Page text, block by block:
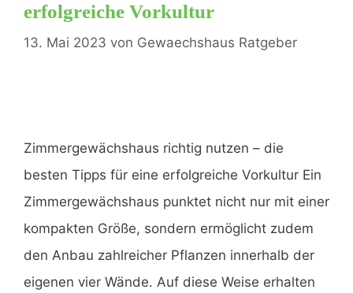
e
erfolgreiche Vorkultur
13. Mai 2023 von Gewaechshaus Ratgeber
Zimmergewächshaus richtig nutzen – die
besten Tipps für eine erfolgreiche Vorkultur Ein
Zimmergewächshaus punktet nicht nur mit einer
kompakten Größe, sondern ermöglicht zudem
den Anbau zahlreicher Pflanzen innerhalb der
eigenen vier Wände. Auf diese Weise erhalten